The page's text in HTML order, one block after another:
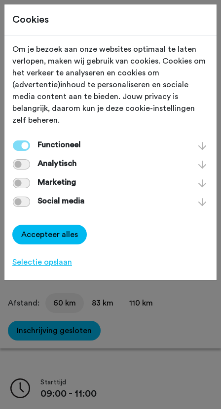
Deze tocht heeft reeds plaatsgevonden op 30-6-2024.
ZONDAG 30 JUN 2024
Blokje Om
Bandencentrum en
Eikenaar
Recreatief
Afstand: 60 km 83 km 110 km
Inschrijving gesloten
Starttijd
09:00 - 11:00
Cookies
Om je bezoek aan onze websites optimaal te laten
verlopen, maken wij gebruik van cookies. Cookies om
het verkeer te analyseren en cookies om
(advertentie)inhoud te personaliseren en sociale
media content aan te bieden. Jouw privacy is
belangrijk, daarom kun je deze cookie-instellingen
zelf beheren.
Functioneel
Analytisch
Marketing
Social media
Accepteer alles
Selectie opslaan